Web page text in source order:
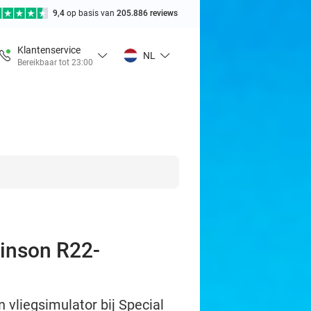
9,4 op basis van 205.886 reviews
Klantenservice
Bereikbaar tot 23:00
NL
R22-
vliegsimulator bij Special